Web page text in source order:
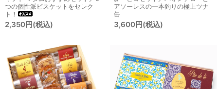
つの個性派ビスケットをセレク
ト！
2,350円(税込)
アソーレスの一本釣りの極上ツナ
缶
3,600円(税込)